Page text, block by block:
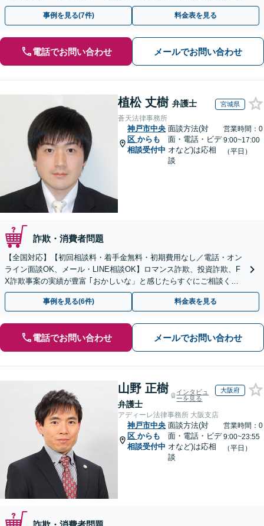
早めにご相談ください。【電話・メール・WEB相談可】
事例を見る(7件) 料金表を見る
電話でお問い合わせ メールでお問い合わせ
植松 丈樹 弁護士 宮城県
蒼天法律事務所
神戸市中央
区 からも
相談受付中
面談方法(対
面・電話・ビデ
オなど)は応相
談
営業時間：0
9:00~17:00
（平日）
詐欺・消費者問題
【全国対応】【初回相談料・着手金無料・初期費用なし／電話・オン
ライン面談OK、メール・LINE相談OK】ロマンス詐欺、投資詐欺、F
X詐欺事案の実績が豊富 ｢おかしいな」と感じたらすぐにご相談くだ
さい。
事例を見る(6件) 料金表を見る
電話でお問い合わせ メールでお問い合わせ
山野 正樹
弁護士
インタビュ
ーを見る
大阪府
アディーレ法律事務所 大阪支店
神戸市中央
区 からも
相談受付中
面談方法(対
面・電話・ビデ
オなど)は応相
談
営業時間：0
9:00~23:55
（平日）